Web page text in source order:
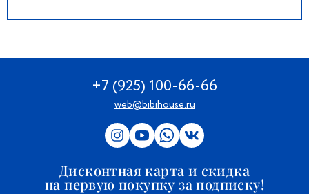
+7 (925) 100-66-66
web@bibihouse.ru
Дисконтная карта и скидка
на первую покупку за подписку!